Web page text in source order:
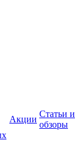
Акции
Статьи и
обзоры